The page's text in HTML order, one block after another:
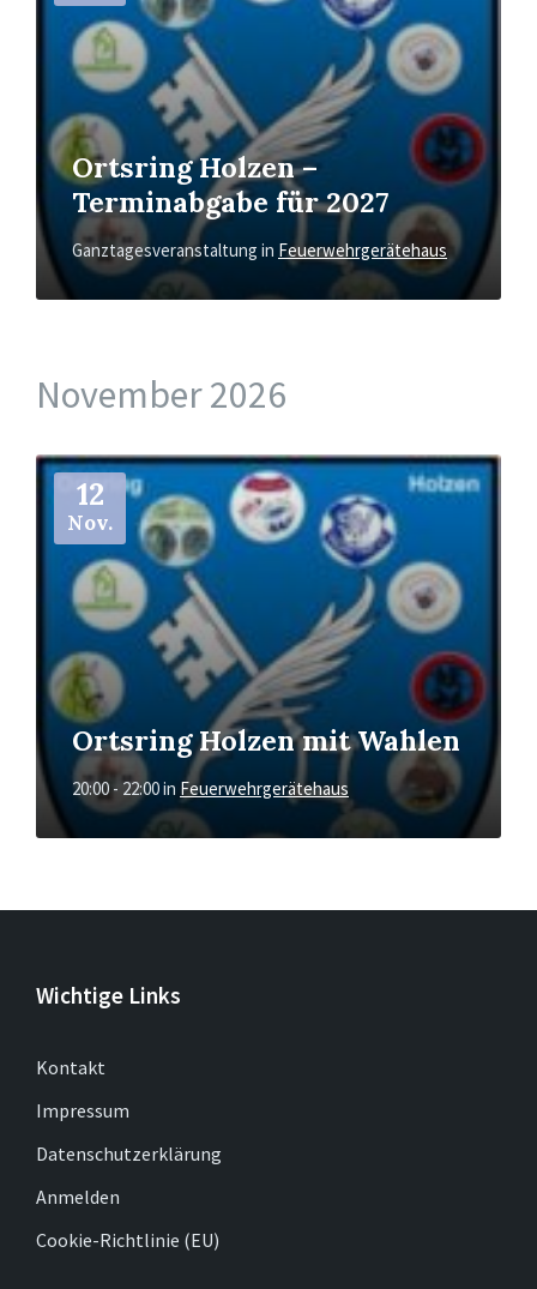
Ortsring Holzen –
Terminabgabe für 2027
Ganztagesveranstaltung in Feuerwehrgerätehaus
November 2026
12
Nov.
Ortsring Holzen mit Wahlen
20:00 - 22:00in Feuerwehrgerätehaus
Mehr
Wichtige Links
Kontakt
Impressum
Datenschutzerklärung
Anmelden
Cookie-Richtlinie (EU)